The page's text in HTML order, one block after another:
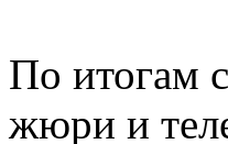
По итогам
жюри и